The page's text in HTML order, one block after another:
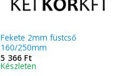
Fekete 2mm füstcső
160/250mm
5 366 Ft
Készleten